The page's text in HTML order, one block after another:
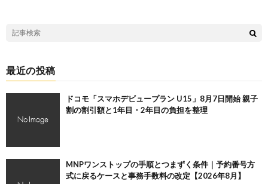
最近の投稿
ドコモ「スマホデビュープラン U15」8月7日開始 親子
割の割引額と1年目・2年目の負担を整理
MNPワンストップの手順とつまずく条件｜予約番号方
式に戻るケースと事務手数料の改定【2026年8月】